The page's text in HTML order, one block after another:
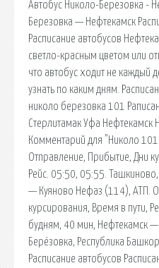
Автобус Николо-Березовка -
Березовка — Нефтекамск
Расписание автобусов
светло-красным цветом или
что автобус ходит не каждый
узнать по каким дням.
николо березовка 101
Стерлитамак Уфа Нефтекамск
Комментарий для "Николо 101
Отправление, Прибытие, Дни
Рейс. 05:50, 05:55.
— Куяново Нефаз (114), АТП.
курсирования, Время в пути,
будням, 40 мин, Нефтекамск
Берёзовка, Республика
Расписание автобусов